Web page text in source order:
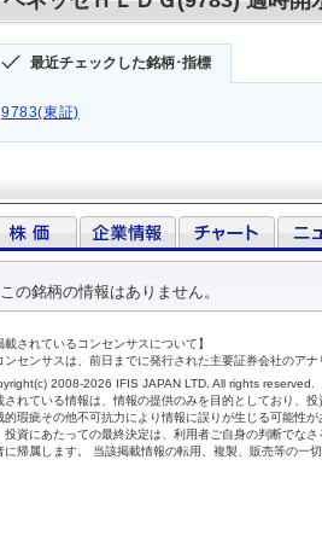
最近チェックした銘柄･指標
9783(東証)